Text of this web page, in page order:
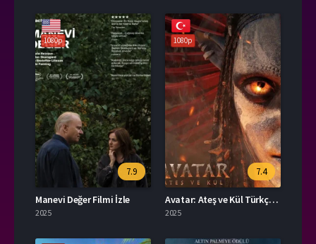
1080p
7.9
Manevi Değer Filmi İzle
2025
1080p
7.4
Avatar: Ateş ve Kül Türkçe Dublaj İzle
2025